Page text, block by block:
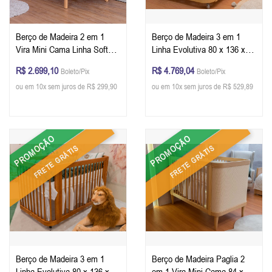
Berço de Madeira 2 em 1
Vira Mini Cama Linha Softy
cm (A x L x P) - Cor Branco
Com Carvalho + Colchão
R$ 2.699,10 Boleto/Pix
ou em 10x sem juros de R$ 299,90
Berço de Madeira 3 em 1
Linha Evolutiva 80 x 136 x 79
Malva + Colchão
R$ 4.769,04 Boleto/Pix
ou em 10x sem juros de R$ 529,89
PROMOÇÃO
FRETE GRÁTIS
Berço de Madeira 3 em 1
PROMOÇÃO
FRETE GRÁTIS
Berço de Madeira Paglia 2